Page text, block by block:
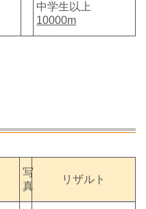
中学生以上
10000m
写
真
リザルト